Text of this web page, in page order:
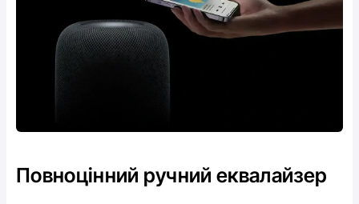
Повноцінний ручний еквалайзер